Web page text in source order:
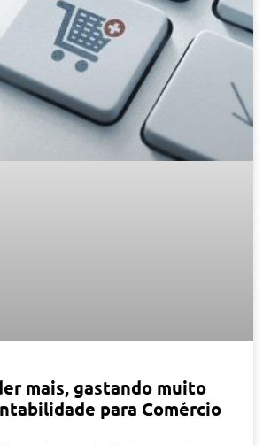
mais, gastando muito
para Comércio